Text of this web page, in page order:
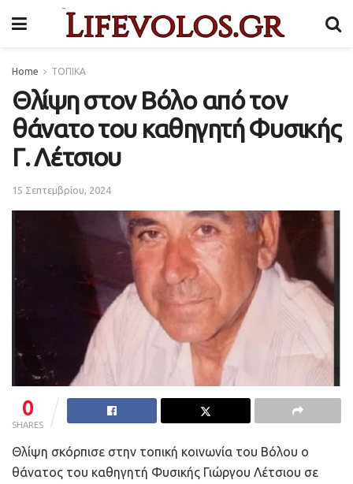
Home ΤΟΠΙΚΑ
Θλίψη στον Βόλο από τον
θάνατο του καθηγητή Φυσικής
Γ. Λέτσιου
15 Σεπτεμβρίου, 2024
0
SHARES
Θλίψη σκόρπισε στην τοπική κοινωνία του Βόλου ο
θάνατος του καθηγητή Φυσικής Γιώργου Λέτσιου σε